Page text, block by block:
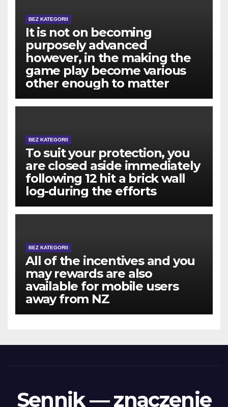
BEZ KATEGORII
It is not on becoming
purposely advanced
however, in the making the
game play become various
other enough to matter
BEZ KATEGORII
To suit your protection, you
are closed aside immediately
following 12 hit a brick wall
log-during the efforts
BEZ KATEGORII
All of the incentives and you
may rewards are also
available for mobile users
away from NZ
Sennik — znaczenie